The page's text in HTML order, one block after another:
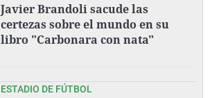
Javier Brandoli sacude las
certezas sobre el mundo en su
libro "Carbonara con nata"
ESTADIO DE FÚTBOL